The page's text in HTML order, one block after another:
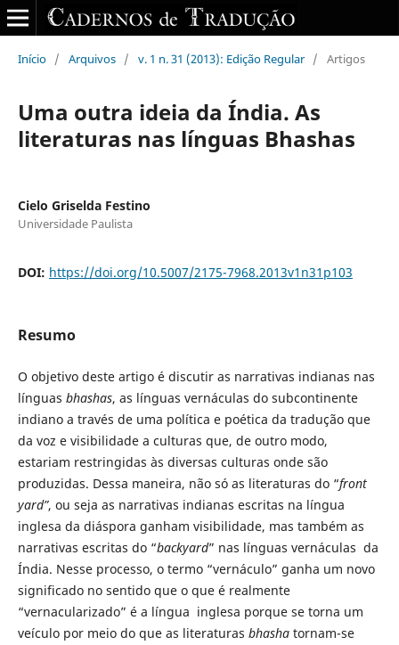
Início / Arquivos / v. 1 n. 31 (2013): Edição Regular / Artigos
Uma outra ideia da Índia. As
literaturas nas línguas Bhashas
Cielo Griselda Festino
Universidade Paulista
DOI: https://doi.org/10.5007/2175-7968.2013v1n31p103
Resumo
O objetivo deste artigo é discutir as narrativas indianas nas
línguas bhashas, as línguas vernáculas do subcontinente
indiano a través de uma política e poética da tradução que
da voz e visibilidade a culturas que, de outro modo,
estariam restringidas às diversas culturas onde são
produzidas. Dessa maneira, não só as literaturas do “front
yard”, ou seja as narrativas indianas escritas na língua
inglesa da diáspora ganham visibilidade, mas também as
narrativas escritas do “backyard” nas línguas vernáculas da
Índia. Nesse processo, o termo “vernáculo” ganha um novo
significado no sentido que o que é realmente
“vernacularizado” é a língua inglesa porque se torna um
veículo por meio do que as literaturas bhashatornam-se